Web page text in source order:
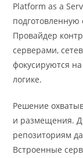
Platform as a
подготовленную
Провайдер
серверами,
фокусируются
логике.
Решение
и размещения.
репозиториям
Встроенные